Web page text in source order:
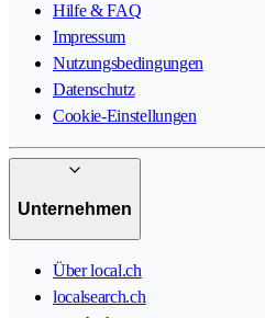
Hilfe & FAQ
Impressum
Nutzungsbedingungen
Datenschutz
Cookie-Einstellungen
Unternehmen
Über local.ch
localsearch.ch